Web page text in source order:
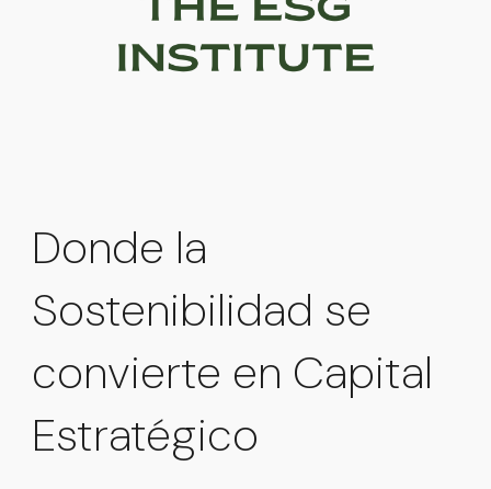
Donde la
Sostenibilidad se
convierte en Capital
Estratégico